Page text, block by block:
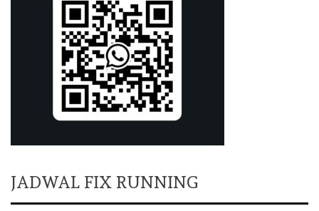
JADWAL FIX RUNNING